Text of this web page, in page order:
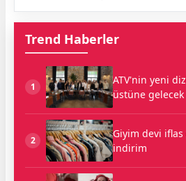
Trend Haberler
1
ATV'nin yeni
üstüne gelecek
2
Giyim devi
indirim